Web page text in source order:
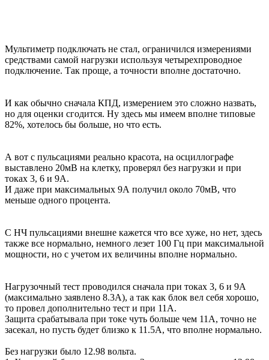
Мультиметр подключать не стал, ограничился измерениями
средствами самой нагрузки используя четырехпроводное
подключение. Так проще, а точности вполне достаточно.
И как обычно сначала КПД, измерением это сложно назвать,
но для оценки сгодится. Ну здесь мы имеем вполне типовые
82%, хотелось бы больше, но что есть.
А вот с пульсациями реально красота, на осциллографе
выставлено 20мВ на клетку, проверял без нагрузки и при
токах 3, 6 и 9А.
И даже при максимальных 9А получил около 70мВ, что
меньше одного процента.
С НЧ пульсациями внешне кажется что все хуже, но нет, здесь
также все нормально, немного лезет 100 Гц при максимальной
мощности, но с учетом их величины вполне нормально.
Нагрузочный тест проводился сначала при токах 3, 6 и 9А
(максимально заявлено 8.3А), а так как блок вел себя хорошо,
то провел дополнительно тест и при 11А.
Защита срабатывала при токе чуть больше чем 11А, точно не
засекал, но пусть будет близко к 11.5А, что вполне нормально.
Без нагрузки было 12.98 вольта.